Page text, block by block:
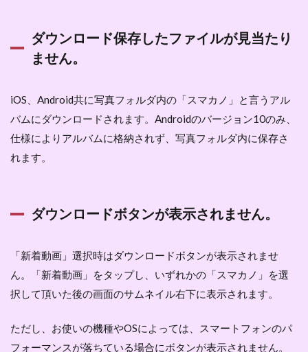
ダウンロード保存したファイルが見当たり
ません。
iOS、Android共に写真フォルダ内の「スマカノ」と言うアル
バムにダウンロードされます。Androidのバージョン10のみ、
仕様によりアルバムに格納されず、写真フォルダ内に保存さ
れます。
ダウンロードボタンが表示されません。
「新着動画」選択時はダウンロードボタンが表示されませ
ん。「新着動画」をタップし、いずれかの「スマカノ」を選
択して頂いた後の画面のサムネイル右下に表示されます。
ただし、お使いの機種やOSによっては、スマートフォンのパ
フォーマンスが落ちている場合にボタンが表示されません。